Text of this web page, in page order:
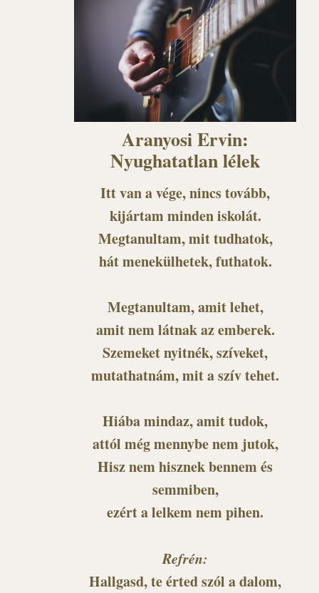
Aranyosi Ervin:
Nyughatatlan lélek
Itt van a vége, nincs tovább,
kijártam minden iskolát.
Megtanultam, mit tudhatok,
hát menekülhetek, futhatok.
Megtanultam, amit lehet,
amit nem látnak az emberek.
Szemeket nyitnék, szíveket,
mutathatnám, mit a szív tehet.
Hiába mindaz, amit tudok,
attól még mennybe nem jutok,
Hisz nem hisznek bennem és
semmiben,
ezért a lelkem nem pihen.
Refrén:
Hallgasd, te érted szól a dalom,